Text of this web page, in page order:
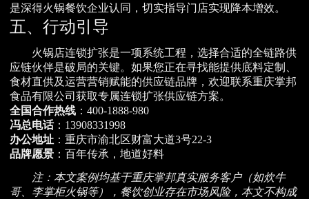
是深得火锅餐饮企业认同，切实指导门店实现降本增效。
五、行动引导
火锅店连锁扩张是一项系统工程，选择合适的全链路供
应链伙伴是破局的关键。如果您正在寻找能提供底料定制、
食材直供及运营营销赋能的供应链品牌，欢迎联系重庆掌邦
食品有限公司获取专属连锁扩张供应链方案。
全国合作热线 ：400-1888-980
冯总电话：13908331998
办公地址 ：重庆市渝北区财富大道3号22-3
品牌愿景 ：百年传承，地道好料
注：本文案例均基于重庆掌邦真实服务客户（如炊牛
哥、李掌柜火锅等），餐饮创业存在市场风险，本文不构成